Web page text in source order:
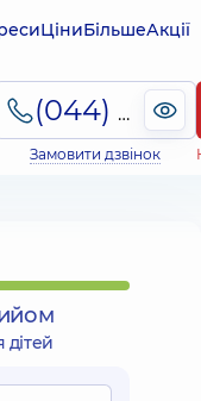
ЦіниБільшеАкції
(044) 495-2-888
Замовити дзвінок
дітей